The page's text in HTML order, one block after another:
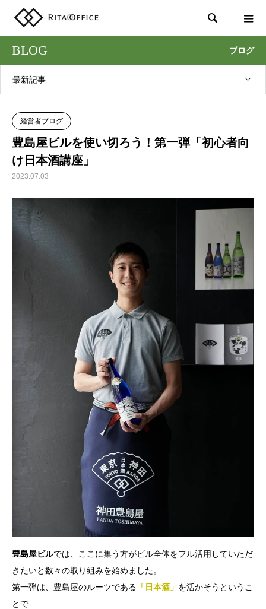

BLOG ブログ
最新記事
経営者ブログ
豊島屋ビルを使い切ろう！第一弾「初心者向
け日本酒講座」
2023.07.03
豊島屋ビルでは、ここに集う方がビル全体をフル活用していただ
きたいと数々の取り組みを始めました。
第一弾は、豊島屋のルーツである 「日本酒」 を活かそうというこ
とで